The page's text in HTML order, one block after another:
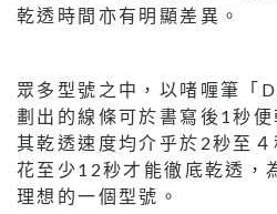
乾透時間亦有明顯差異。
眾多型號之中，以啫喱筆「
劃出的線條可於書寫後1秒便
其乾透速度均介乎於2秒至
花至少12秒才能徹底乾透，
理想的一個型號。